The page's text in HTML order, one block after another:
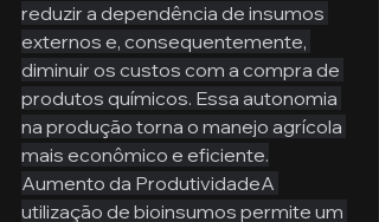
reduzir a dependência de insumos
externos e, consequentemente,
diminuir os custos com a compra de
produtos químicos. Essa autonomia
na produção torna o manejo agrícola
mais econômico e eficiente.
Aumento da ProdutividadeA
utilização de bioinsumos permite um